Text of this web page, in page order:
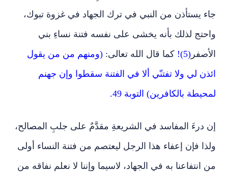
جاء يستأذن من النبي في ترك الجهاد في غزوة تبوك،
واحتج لذلك بأنه يخشى على نفسه فتنة نساءِ بني
الأصفر (5)! كما قال الله تعالى: (ومنهم من من يقول
ائذن لي ولا تفتنّي ألا في الفتنة سقطوا وإن جهنم
لمحيطة بالكافرين) التوبة 49.
إن درءَ المفاسد في الشريعةِ مقدَّمٌ على جلبِ المصالح،
ولذا فإن إعفاء هذا الرجل ليعتصم من فتنة النساء أولى
من انتفاعنا به في الجهاد، لاسيما وإننا لا نعلم نفاقه من